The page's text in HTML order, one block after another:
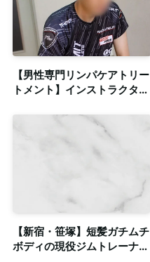
【男性専門リンパケアトリー
トメント】インストラクター
ージ＋ペアストレッチ【出張
【新宿・笹塚】短髪ガチムチ
ボディの現役ジムトレーナー